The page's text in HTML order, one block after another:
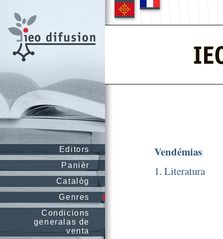
Editors
Panièr
Catalòg
Genres
Condicions
generalas de
venta
Vendémias
1. Literatura